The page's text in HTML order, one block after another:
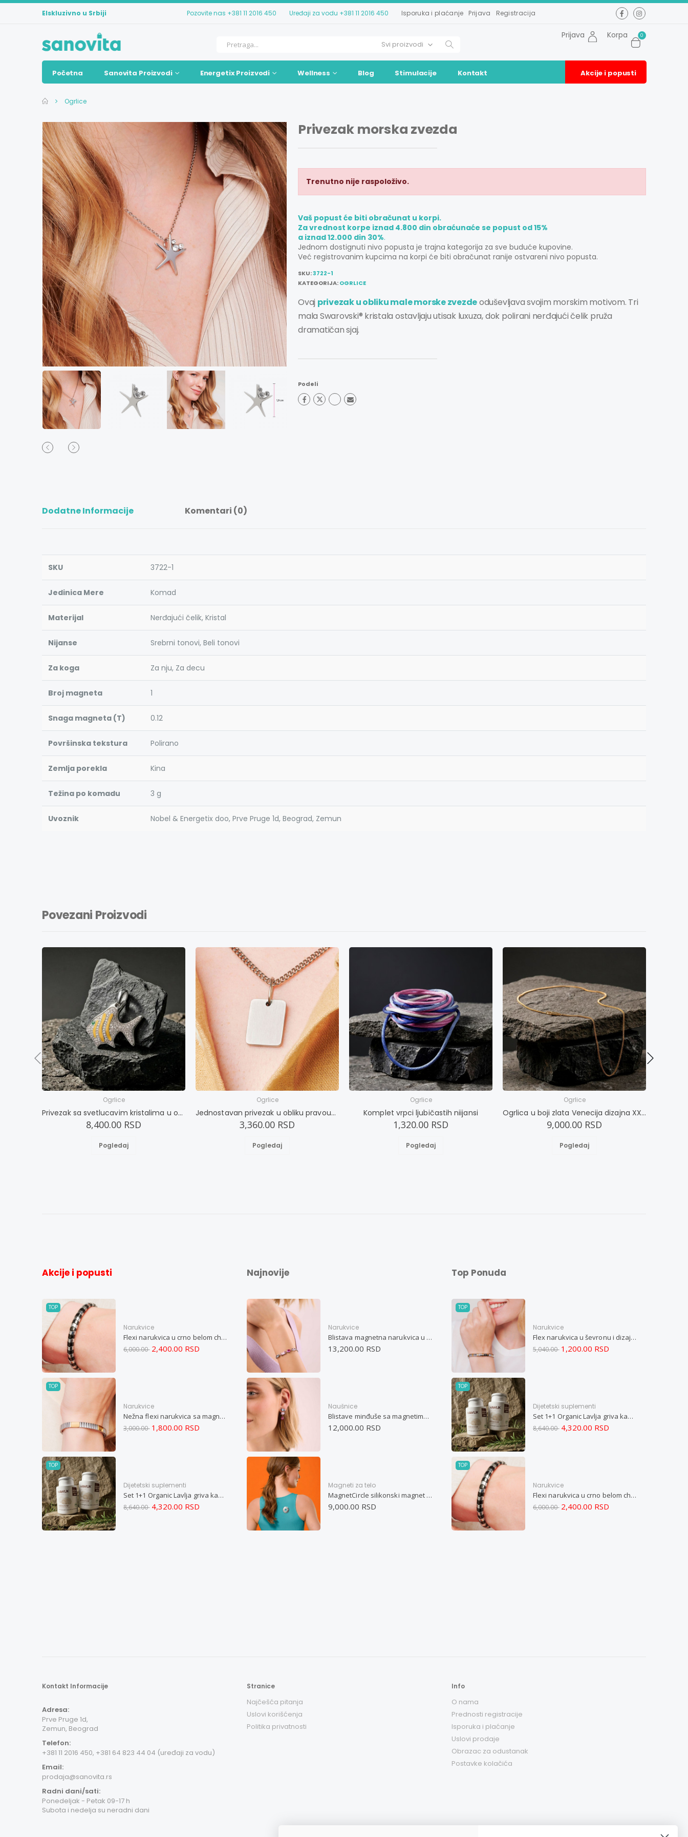
Elskluzivno u Srbiji Pozovite nas +381 11 2016 450 Uređaji za vodu +381 11 2016 450 Isporuka i plaćanje Prijava Registracija
Prijava Korpa 0
Početna Sanovita Proizvodi Energetix Proizvodi Wellness Blog Stimulacije Kontakt Akcije i popusti
Ogrlice
Privezak morska zvezda
Trenutno nije raspoloživo.
Vaš popust će biti obračunat u korpi.
Za vrednost korpe iznad 4.800 din obraćunaće se popust od 15%
a iznad 12.000 din 30%.
Jednom dostignuti nivo popusta je trajna kategorija za sve buduće kupovine.
Već registrovanim kupcima na korpi će biti obračunat ranije ostvareni nivo popusta.
SKU:3722-1
KATEGORIJA:OGRLICE
Ovaj privezak u obliku male morske zvezdeoduševljava svojim morskim motivom. Tri
mala Swarovski® kristala ostavljaju utisak luxuza, dok polirani nerđajući čelik pruža
dramatičan sjaj.
Podeli
Dodatne Informacije Komentari (0)
SKU 3722-1
Jedinica Mere Komad
Materijal Nerđajući čelik, Kristal
Nijanse Srebrni tonovi, Beli tonovi
Za koga Za nju, Za decu
Broj magneta 1
Snaga magneta (T) 0.12
Površinska tekstura Polirano
Zemlja porekla Kina
Težina po komadu 3 g
Uvoznik Nobel & Energetix doo, Prve Pruge 1d, Beograd, Zemun
Povezani Proizvodi
Ogrlice
Privezak sa svetlucavim kristalima u obliku ribe
8,400.00 RSD
Pogledaj
Ogrlice
Jednostavan privezak u obliku pravougaonika
3,360.00 RSD
Pogledaj
Ogrlice
Komplet vrpci ljubičastih niijansi
1,320.00 RSD
Pogledaj
Ogrlice
Ogrlica u boji zlata Venecija dizajna XXXXL
9,000.00 RSD
Pogledaj
Akcije i popusti
TOP
Narukvice
Flexi narukvica u crno belom chevron dizajnu M
6,000.00 2,400.00 RSD
TOP
Narukvice
Nežna flexi narukvica sa magnetima i elementima u boji zlata i bakrom M
3,000.00 1,800.00 RSD
TOP
Dijetetski suplementi
Set 1+1 Organic Lavlja griva kapsule -Hericium ekstrakt 60
8,640.00 4,320.00 RSD
Najnovije
Narukvice
Blistava magnetna narukvica u pastelnim bojama
13,200.00 RSD
Naušnice
Blistave minđuše sa magnetima u pastelnim bojama
12,000.00 RSD
Magneti za telo
MagnetCircle silikonski magnet za telo
9,000.00 RSD
Top Ponuda
TOP
Narukvice
Flex narukvica u ševronu i dizajn od dva tona XXL
5,040.00 1,200.00 RSD
TOP
Dijetetski suplementi
Set 1+1 Organic Lavlja griva kapsule -Hericium ekstrakt 60
8,640.00 4,320.00 RSD
TOP
Narukvice
Flexi narukvica u crno belom chevron dizajnu M
6,000.00 2,400.00 RSD
Kontakt Informacije
Adresa:
Prve Pruge 1d,
Zemun, Beograd
Telefon:
+381 11 2016 450, +381 64 823 44 04 (uređaji za vodu)
Email:
prodaja@sanovita.rs
Radni dani/sati:
Ponedeljak - Petak 09-17 h
Subota i nedelja su neradni dani
Stranice
Najčešća pitanja
Uslovi korišćenja
Politika privatnosti
Info
O nama
Prednosti registracije
Isporuka i plaćanje
Uslovi prodaje
Obrazac za odustanak
Postavke kolačića